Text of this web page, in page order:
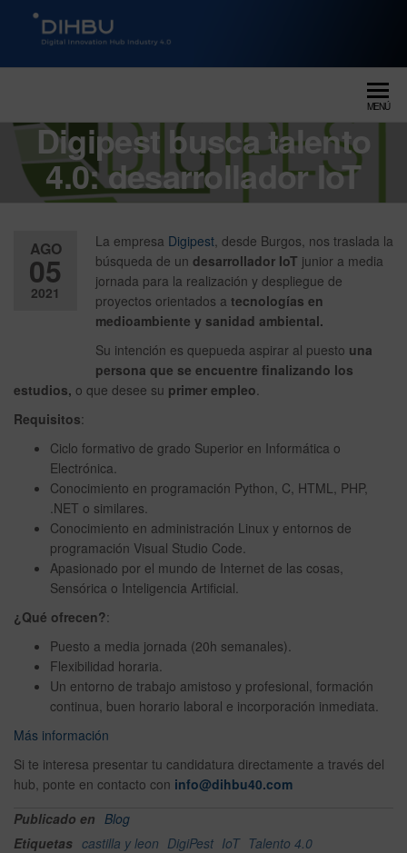
DIGITAL INNOVATION HUB
MENÚ
Digipest busca talento
4.0: desarrollador IoT
AGO
05
2021
La empresa Digipest, desde Burgos, nos traslada la
búsqueda de un desarrollador IoT junior a media
jornada para la realización y despliegue de
proyectos orientados a tecnologías en
medioambiente y sanidad ambiental.
Su intención es quepueda aspirar al puesto una
persona que se encuentre finalizando los
estudios, o que desee su primer empleo.
Requisitos:
Ciclo formativo de grado Superior en Informática o
Electrónica.
Conocimiento en programación Python, C, HTML, PHP,
.NET o similares.
Conocimiento en administración Linux y entornos de
programación Visual Studio Code.
Apasionado por el mundo de Internet de las cosas,
Sensórica o Inteligencia Artificial.
¿Qué ofrecen?:
Puesto a media jornada (20h semanales).
Flexibilidad horaria.
Un entorno de trabajo amistoso y profesional, formación
continua, buen horario laboral e incorporación inmediata.
Más información
Si te interesa presentar tu candidatura directamente a través del
hub, ponte en contacto con info@dihbu40.com
Publicado en Blog
Etiquetas castilla y leon DigiPest IoT Talento 4.0